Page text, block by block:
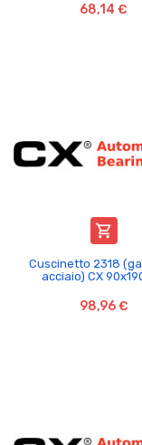
68,14 €

Cuscinetto 2318
acciaio) CX
98,96 €